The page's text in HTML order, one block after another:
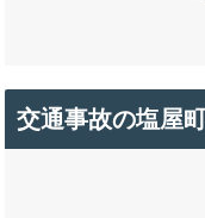
交通事故の塩屋